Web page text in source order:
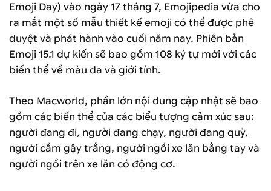
Emoji Day) vào ngày 17 tháng 7, Emojipedia vừa cho
ra mắt một số mẫu thiết kế emoji có thể được phê
duyệt và phát hành vào cuối năm nay. Phiên bản
Emoji 15.1 dự kiến sẽ bao gồm 108 ký tự mới với các
biến thể về màu da và giới tính.
Theo Macworld, phần lớn nội dung cập nhật sẽ bao
gồm các biến thể của các biểu tượng cảm xúc sau:
người đang đi, người đang chạy, người đang quỳ,
người cầm gậy trắng, người ngồi xe lăn bằng tay và
người ngồi trên xe lăn có động cơ.